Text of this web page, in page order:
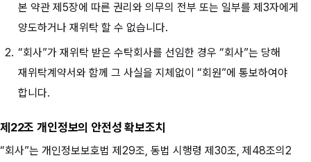
본 약관 제5장에 따른 권리와 의무의 전부 또는 일부를 제3자에게
양도하거나 재위탁 할 수 없습니다.
“회사”가 재위탁 받은 수탁회사를 선임한 경우 “회사”는 당해
재위탁계약서와 함께 그 사실을 지체없이 “회원”에 통보하여야
합니다.
제22조 개인정보의 안전성 확보조치
“회사”는 개인정보보호법 제29조, 동법 시행령 제30조, 제48조의2